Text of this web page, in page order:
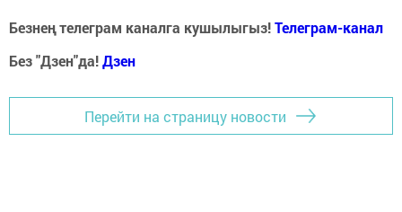
Безнең телеграм каналга кушылыгыз!Телеграм-канал
Без "Дзен"да!Дзен
Перейти на страницу новости